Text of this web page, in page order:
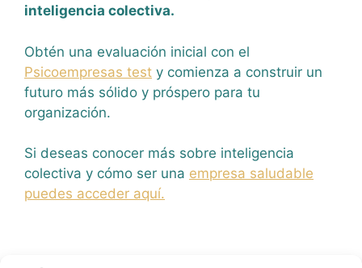
inteligencia colectiva.
Obtén una evaluación inicial con el
Psicoempresas test y comienza a construir un
futuro más sólido y próspero para tu
organización.
Si deseas conocer más sobre inteligencia
colectiva y cómo ser una empresa saludable
puedes acceder aquí.